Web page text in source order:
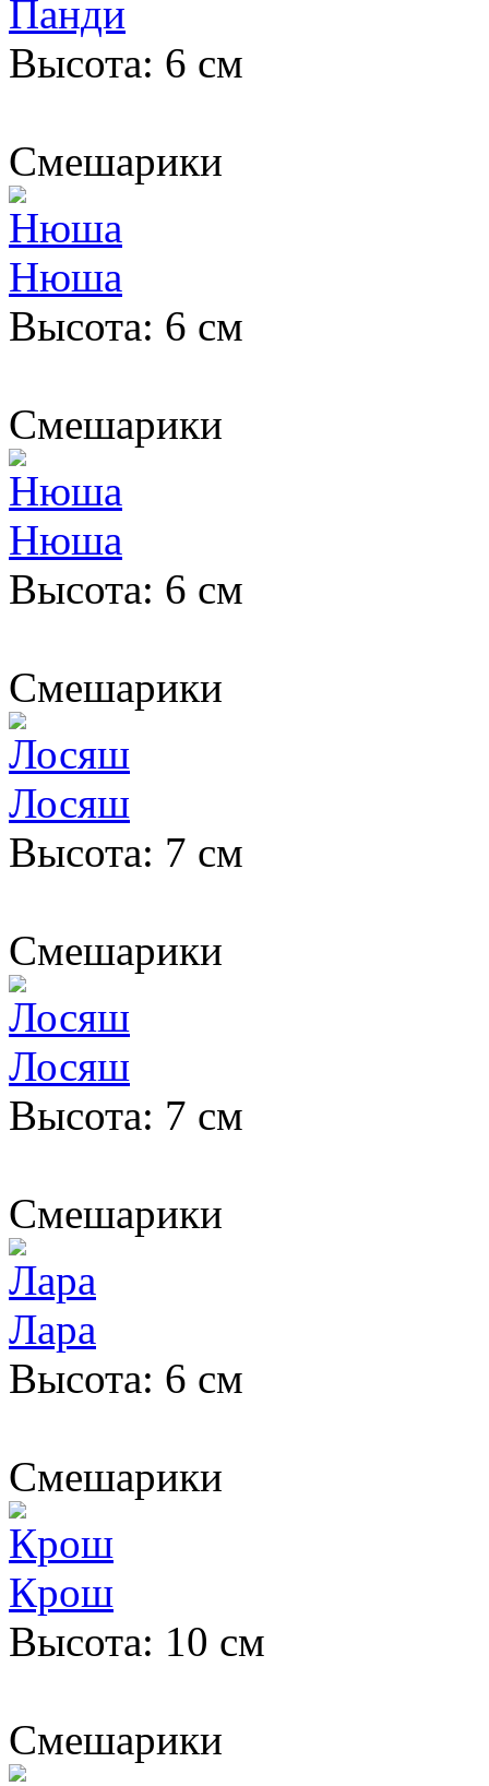
Панди
Высота: 6 см
Смешарики
Нюша
Высота: 6 см
Смешарики
Нюша
Высота: 6 см
Смешарики
Лосяш
Высота: 7 см
Смешарики
Лосяш
Высота: 7 см
Смешарики
Лара
Высота: 6 см
Смешарики
Крош
Высота: 10 см
Смешарики